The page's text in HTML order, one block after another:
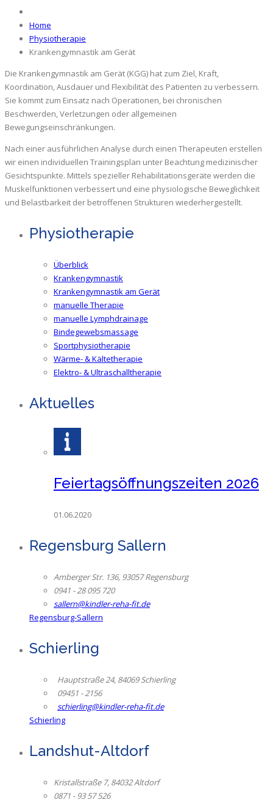
Home
Physiotherapie
Krankengymnastik am Gerät
Die Krankengymnastik am Gerät (KGG) hat zum Ziel, Kraft,
Koordination, Ausdauer und Flexibilität des Patienten zu verbessern.
Sie kommt zum Einsatz nach Operationen, bei chronischen
Beschwerden, Verletzungen oder allgemeinen
Bewegungseinschränkungen.
Nach einer ausführlichen Analyse durch einen Therapeuten erstellen
wir einen individuellen Trainingsplan unter Beachtung medizinischer
Gesichtspunkte. Mittels spezieller Rehabilitationsgeräte werden die
Muskelfunktionen verbessert und eine physiologische Beweglichkeit
und Belastbarkeit der betroffenen Strukturen wiederhergestellt.
Physiotherapie
Überblick
Krankengymnastik
Krankengymnastik am Gerät
manuelle Therapie
manuelle Lymphdrainage
Bindegewebsmassage
Sportphysiotherapie
Wärme- & Kältetherapie
Elektro- & Ultraschalltherapie
Aktuelles
Feiertagsöffnungszeiten 2026
01.06.2020
Regensburg Sallern
Amberger Str. 136, 93057 Regensburg
0941 - 28 095 720
sallern@kindler-reha-fit.de
Regensburg-Sallern
Schierling
Hauptstraße 24, 84069 Schierling
09451 - 2156
schierling@kindler-reha-fit.de
Schierling
Landshut-Altdorf
Kristallstraße 7, 84032 Altdorf
0871 - 93 57 526